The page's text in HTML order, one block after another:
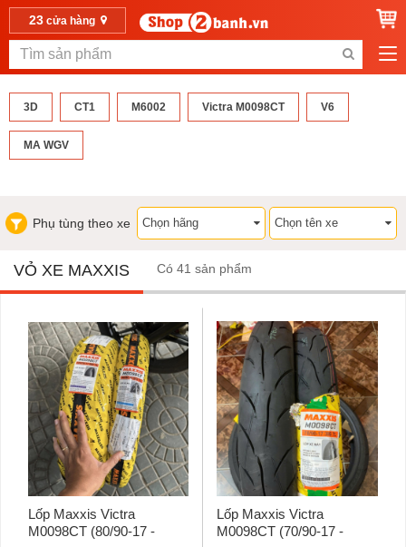
23cửa hàng
3D CT1 M6002 Victra M0098CT V6
MA WGV
Phụ tùng theo xe
VỎ XE MAXXIS Có 41 sản phẩm
Lốp Maxxis Victra
M0098CT (80/90-17 -
Lốp Maxxis Victra
M0098CT (70/90-17 -